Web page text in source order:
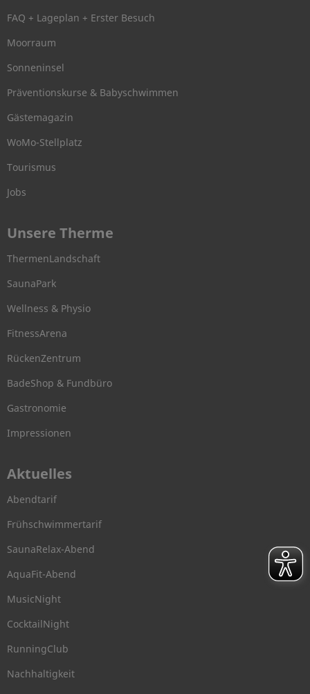
FAQ + Lageplan + Erster Besuch
Moorraum
Sonneninsel
Präventionskurse & Babyschwimmen
Gästemagazin
WoMo-Stellplatz
Tourismus
Jobs
Unsere Therme
ThermenLandschaft
SaunaPark
Wellness & Physio
FitnessArena
RückenZentrum
BadeShop & Fundbüro
Gastronomie
Impressionen
Aktuelles
Abendtarif
Frühschwimmertarif
SaunaRelax-Abend
AquaFit-Abend
MusicNight
CocktailNight
RunningClub
Nachhaltigkeit